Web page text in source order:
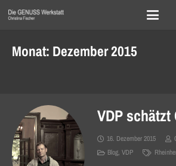
Monat: Dezember 2015
VDP
16. Dezember 2015
Blog,VDP